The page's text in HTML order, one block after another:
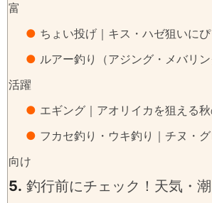
富
● ちょい投げ｜キス・ハゼ狙いにぴ
● ルアー釣り（アジング・メバリ
活躍
● エギング｜アオリイカを狙える
● フカセ釣り・ウキ釣り｜チヌ・
向け
5. 釣行前にチェック！天気・